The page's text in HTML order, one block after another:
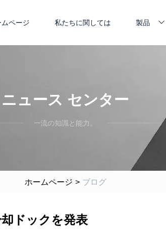
ムページ 私たちに関しては 製品
ニュース センター
一流の知識と能力。
ホームページ > ブログ
ドックを発表